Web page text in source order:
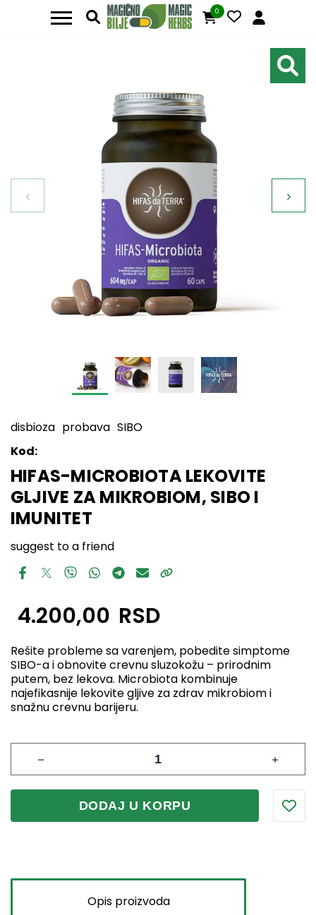
0
‹ ›
disbioza probava SIBO
Kod:
HIFAS-MICROBIOTA LEKOVITE
GLJIVE ZA MIKROBIOM, SIBO I
IMUNITET
suggest to a friend
4.200,00 RSD
Rešite probleme sa varenjem, pobedite simptome
SIBO-a i obnovite crevnu sluzokožu – prirodnim
putem, bez lekova. Microbiota kombinuje
najefikasnije lekovite gljive za zdrav mikrobiom i
snažnu crevnu barijeru.
DODAJ U KORPU
Opis proizvoda